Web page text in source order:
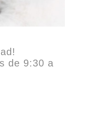
de 9:30 a